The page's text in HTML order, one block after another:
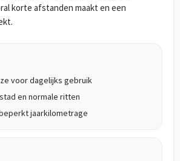
korte afstanden maakt en een
voor dagelijks gebruik
en normale ritten
jaarkilometrage